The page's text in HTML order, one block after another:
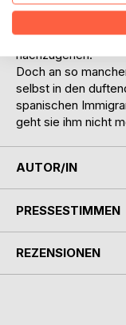
immer wieder neue
seine Arbeit es
für ein paar Tage,
nachzugehen.
Doch an so
selbst in den
spanischen
geht sie ihm nicht
AUTOR/IN
PRESSESTIMMEN
REZENSIONEN